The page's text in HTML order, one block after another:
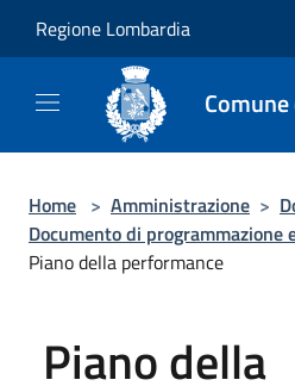
Regione Lombardia
Home > Amministrazione >
Documento di programmazione
Piano della performance
Piano della